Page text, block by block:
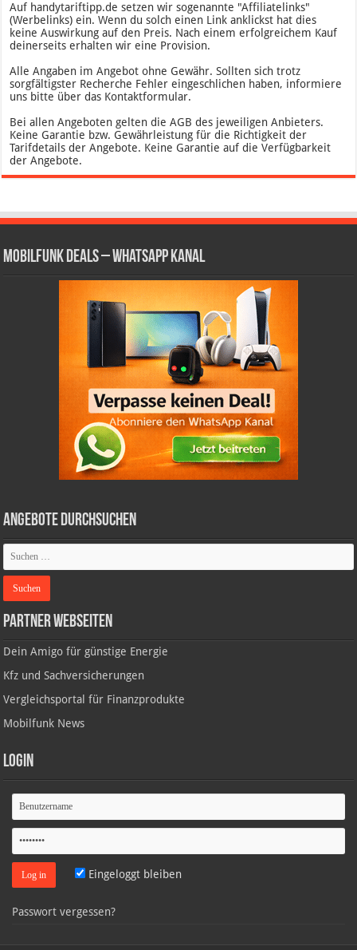
Auf handytariftipp.de setzen wir sogenannte "Affiliatelinks"
(Werbelinks) ein. Wenn du solch einen Link anklickst hat dies
keine Auswirkung auf den Preis. Nach einem erfolgreichem Kauf
deinerseits erhalten wir eine Provision.
Alle Angaben im Angebot ohne Gewähr. Sollten sich trotz
sorgfältigster Recherche Fehler eingeschlichen haben, informiere
uns bitte über das Kontaktformular.
Bei allen Angeboten gelten die AGB des jeweiligen Anbieters.
Keine Garantie bzw. Gewährleistung für die Richtigkeit der
Tarifdetails der Angebote. Keine Garantie auf die Verfügbarkeit
der Angebote.
Mobilfunk Deals – WhatsApp Kanal
Angebote durchsuchen
Partner Webseiten
Dein Amigo für günstige Energie
Kfz und Sachversicherungen
Vergleichsportal für Finanzprodukte
Mobilfunk News
Login
Eingeloggt bleiben
Passwort vergessen?